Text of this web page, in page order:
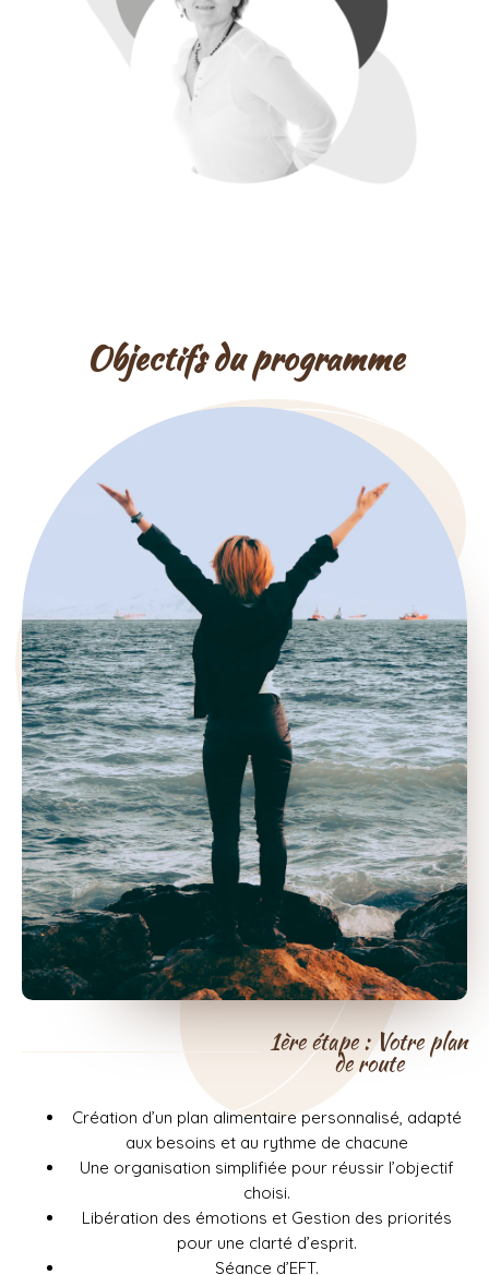
Objectifs du programme
1ère étape : Votre plan
de route
Création d’un plan alimentaire personnalisé, adapté
aux besoins et au rythme de chacune
Une organisation simplifiée pour réussir l’objectif
choisi.
Libération des émotions et Gestion des priorités
pour une clarté d’esprit.
Séance d’EFT.